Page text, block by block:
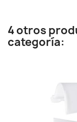
4 otros
categoría: